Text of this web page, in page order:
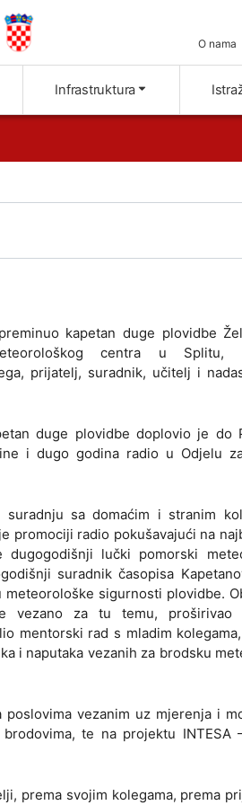
O nama
Infrastruktura
kapetan duge plovidbe
centra u Splitu,
prijatelj, suradnik, učitelj i
duge plovidbe doplovio je do
i dugo godina radio u Odjelu
sa domaćim i stranim
promociji radio pokušavajući na
lučki pomorski
suradnik časopisa
sigurnosti plovidbe.
vezano za tu temu, proširivao
mentorski rad s mladim
i naputaka vezanih za brodsku
vezanim uz mjerenja i
te na projektu INTESA
prema svojim kolegama, prema